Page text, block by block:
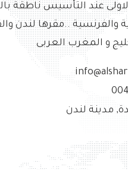
عند التأسيس ناطقة
والفرنسية ..مقرها لندن
و المغرب العربى
مدينة لندن